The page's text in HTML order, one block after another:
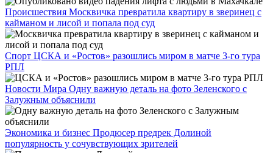
Происшествия Москвичка превратила квартиру в зверинец с
кайманом и лисой и попала под суд
Спорт ЦСКА и «Ростов» разошлись миром в матче 3-го тура
РПЛ
Новости Мира Одну важную деталь на фото Зеленского с
Залужным объяснили
Экономика и бизнес Продюсер предрек Долиной
популярность у сочувствующих зрителей